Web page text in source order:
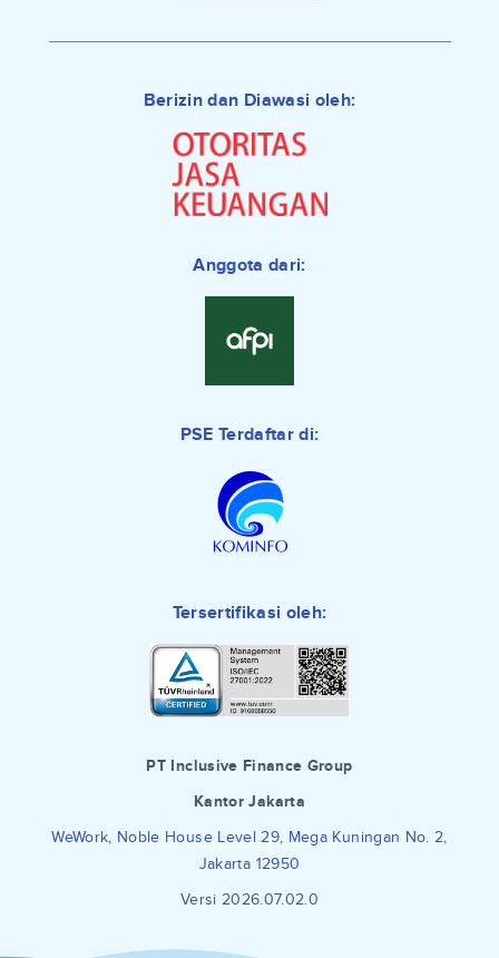
Berizin dan Diawasi oleh:
Anggota dari:
PSE Terdaftar di:
Tersertifikasi oleh:
PT Inclusive Finance Group
Kantor Jakarta
WeWork, Noble House Level 29, Mega Kuningan No. 2,
Jakarta 12950
Versi 2026.07.02.0